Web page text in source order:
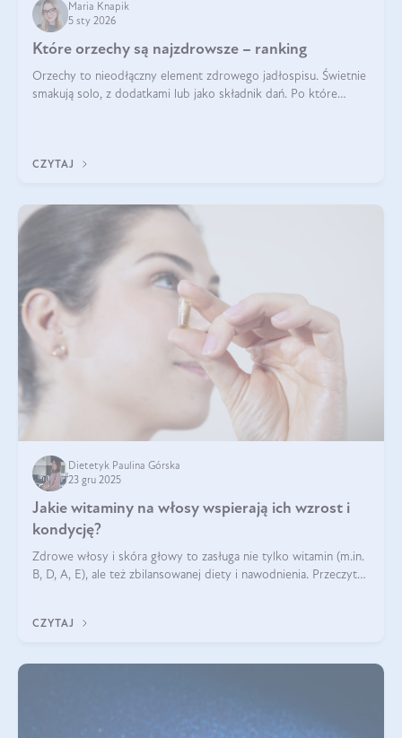
Maria Knapik
5 sty 2026
Które orzechy są najzdrowsze – ranking
Orzechy to nieodłączny element zdrowego jadłospisu. Świetnie
smakują solo, z dodatkami lub jako składnik dań. Po które
CZYTAJ
Dietetyk Paulina Górska
23 gru 2025
Jakie witaminy na włosy wspierają ich wzrost i
kondycję?
Zdrowe włosy i skóra głowy to zasługa nie tylko witamin (m.in.
B, D, A, E), ale też zbilansowanej diety i nawodnienia. Przeczytaj
CZYTAJ